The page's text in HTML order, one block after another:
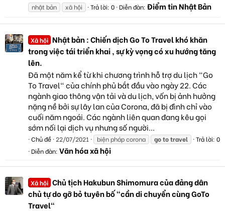
nhật bản
xã hội Trả lời: 0 Diễn đàn: Điểm tin Nhật Bản
Xã hội Nhật bản : Chiến dịch Go To Travel khó khăn
trong việc tái triển khai , sự kỳ vọng có xu hướng tăng
lên.
Đã một năm kể từ khi chương trình hỗ trợ du lịch "Go
To Travel" của chính phủ bắt đầu vào ngày 22. Các
ngành giao thông vận tải và du lịch, vốn bị ảnh hưởng
nặng nề bởi sự lây lan của Corona, đã bị đình chỉ vào
cuối năm ngoái. Các ngành liên quan đang kêu gọi
sớm nối lại dịch vụ nhưng số người...
Chủ đề 22/07/2021 biện pháp corona gototravel
Trả lời: 0
Diễn đàn: Văn hóa xã hội
Xã hội Chủ tịch Hakubun Shimomura của đảng dân
chủ tự do gỡ bỏ tuyên bố "cần di chuyển cùng GoTo
Travel"